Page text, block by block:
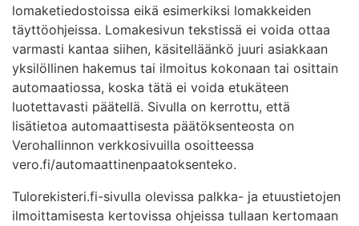
lomaketiedostoissa eikä esimerkiksi lomakkeiden
täyttöohjeissa. Lomakesivun tekstissä ei voida ottaa
varmasti kantaa siihen, käsitelläänkö juuri asiakkaan
yksilöllinen hakemus tai ilmoitus kokonaan tai osittain
automaatiossa, koska tätä ei voida etukäteen
luotettavasti päätellä. Sivulla on kerrottu, että
lisätietoa automaattisesta päätöksenteosta on
Verohallinnon verkkosivuilla osoitteessa
vero.fi/automaattinenpaatoksenteko.
Tulorekisteri.fi-sivulla olevissa palkka- ja etuustietojen
ilmoittamisesta kertovissa ohjeissa tullaan kertomaan